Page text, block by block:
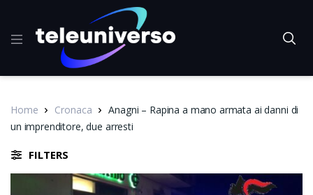
Home Cronaca
Anagni – Rapina a mano armata ai danni di
un imprenditore, due arresti
FILTERS